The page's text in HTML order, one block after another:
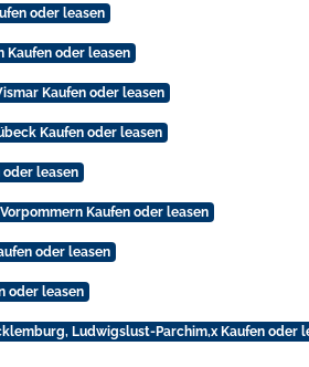
oder leasen
Kaufen oder leasen
Kaufen oder leasen
Kaufen oder leasen
oder leasen
Kaufen oder leasen
oder leasen
oder leasen
Ludwigslust-Parchim,x Kaufen oder